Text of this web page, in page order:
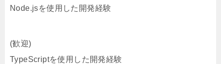
Node.jsを使用した開発経験
(歓迎)
TypeScriptを使用した開発経験